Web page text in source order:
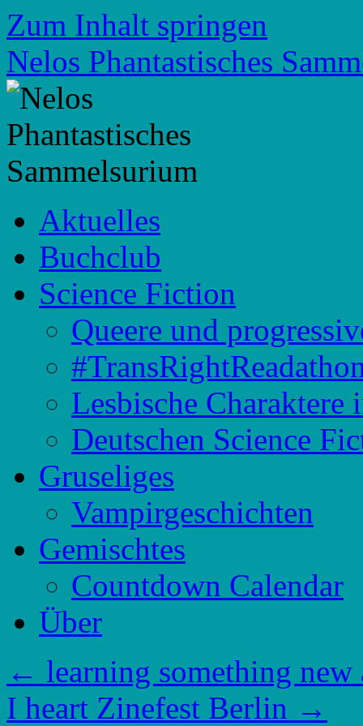
Zum Inhalt springen
Nelos Phantastisches
Aktuelles
Buchclub
Science Fiction
Queere und
Lesbische
Deutschen Science
Gruseliges
Vampirgeschichten
Gemischtes
Countdown Calendar
Über
← learning something
I heart Zinefest Berlin →